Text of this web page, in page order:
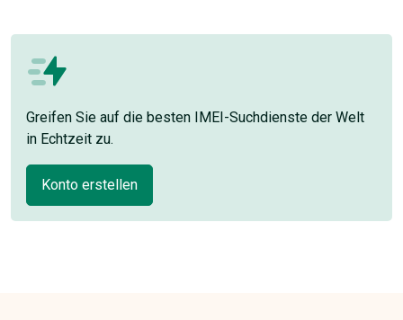
Greifen Sie auf die besten IMEI-Suchdienste der Welt
in Echtzeit zu.
Konto erstellen